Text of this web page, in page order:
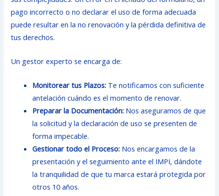
pago incorrecto o no declarar el uso de forma adecuada
puede resultar en la no renovación y la pérdida definitiva de
tus derechos.
Un gestor experto se encarga de:
Monitorear tus Plazos: Te notificamos con suficiente
antelación cuándo es el momento de renovar.
Preparar la Documentación: Nos aseguramos de que
la solicitud y la declaración de uso se presenten de
forma impecable.
Gestionar todo el Proceso: Nos encargamos de la
presentación y el seguimiento ante el IMPI, dándote
la tranquilidad de que tu marca estará protegida por
otros 10 años.